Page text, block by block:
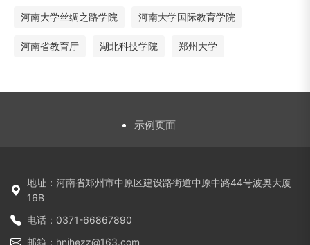
河南大学丝绸之路学院 河南大学国际教育学院
河南省教育厅 湖北科技学院 郑州大学
示例页面
地址：河南省郑州市中原区建设路街道中原中路44号波奥大厦
16B
电话：0371-66867890
邮箱：hnihezz@163.com